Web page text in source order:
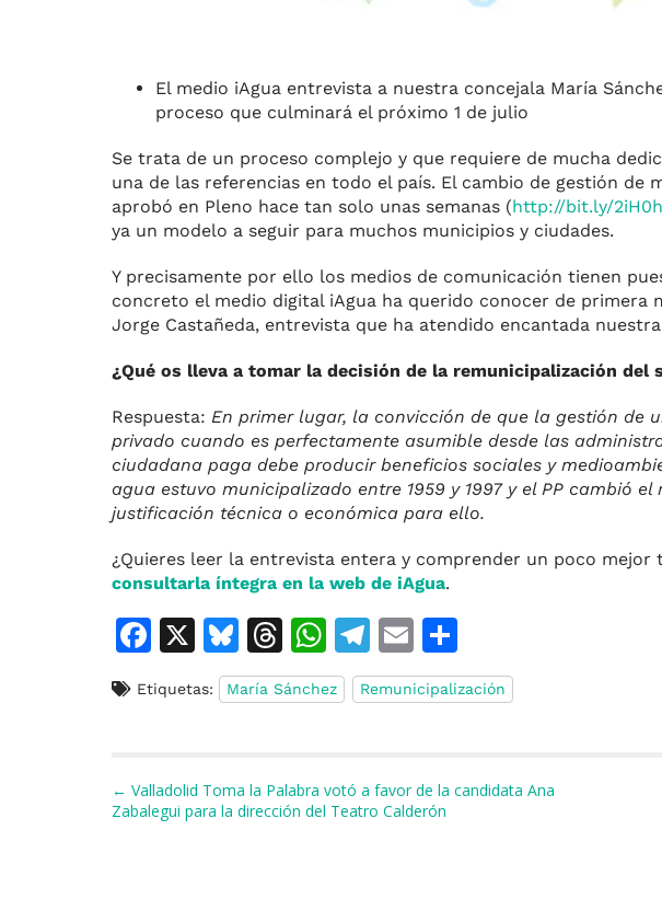
El medio iAgua entrevista a nuestra concejala María
proceso que culminará el próximo 1 de julio
Se trata de un proceso complejo y que requiere de mucha
una de las referencias en todo el país. El cambio de gestión de
aprobó en Pleno hace tan solo unas semanas (http://bit.ly/
ya un modelo a seguir para muchos municipios y ciudades.
Y precisamente por ello los medios de comunicación tienen
concreto el medio digital iAgua ha querido conocer de
Jorge Castañeda, entrevista que ha atendido encantada
¿Qué os lleva a tomar la decisión de la remunicipalización del
Respuesta: En primer lugar, la convicción de que la gestión de
privado cuando es perfectamente asumible desde las
ciudadana paga debe producir beneficios sociales y
agua estuvo municipalizado entre 1959 y 1997 y el PP cambió
justificación técnica o económica para ello.
¿Quieres leer la entrevista entera y comprender un poco
consultarla íntegra en la web de iAgua.
F
c
b
o
X
Bl
u
e
k
y
T
h
re
d
s
W
h
at
A
p
T
el
e
a
m
E
m
ai
o
m
ar
ti
Etiquetas: María Sánchez Remunicipalización
Navegación de entradas
← Valladolid Toma la Palabra votó a favor de la candidata Ana
Zabalegui para la dirección del Teatro Calderón